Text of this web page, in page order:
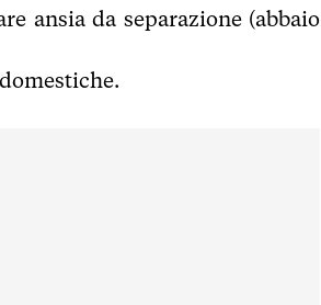
ansia da separazione (abbaio